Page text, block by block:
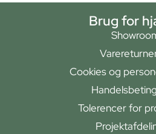
Brug for
Cookies og
Tolerencer for